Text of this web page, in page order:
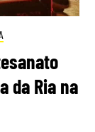
da Ria na